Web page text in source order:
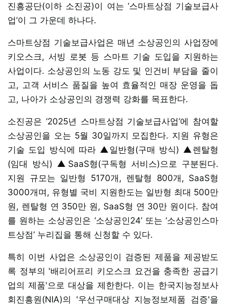
진흥공단(이하 소진공)이 여는 ‘스마트상점 기술보급사
업’이 그 가운데 하나다.
스마트상점 기술보급사업은 매년 소상공인의 사업장에
키오스크, 서빙 로봇 등 스마트 기술 도입을 지원하는
사업이다. 소상공인의 노동 강도 및 인건비 부담을 줄이
고, 고객 서비스 품질을 높여 효율적인 매장 운영을 돕
고, 나아가 소상공인의 경쟁력 강화를 목표한다.
소진공은 ‘2025년 스마트상점 기술보급사업’에 참여할
소상공인을 오는 5월 30일까지 모집한다. 지원 유형은
기술 도입 방식에 따라 ▲일반형(구매 방식) ▲렌탈형
(임대 방식) ▲SaaS형(구독형 서비스)으로 구분된다.
지원 규모는 일반형 5170개, 렌탈형 800개, SaaS형
3000개며, 유형별 국비 지원한도는 일반형 최대 500만
원, 렌탈형 연 350만 원, SaaS형 연 30만 원이다. 참여
를 원하는 소상공인은 ‘소상공인24’ 또는 ‘소상공인스마
트상점’ 누리집을 통해 신청할 수 있다.
특히 이번 사업은 소상공인이 검증된 제품을 제공받도
록 정부의 '배리어프리 키오스크 요건을 충족한 공급기
업의 제품'으로 대상을 제한한다. 이는 한국지능정보사
회진흥원(NIA)의 '우선구매대상 지능정보제품 검증'을